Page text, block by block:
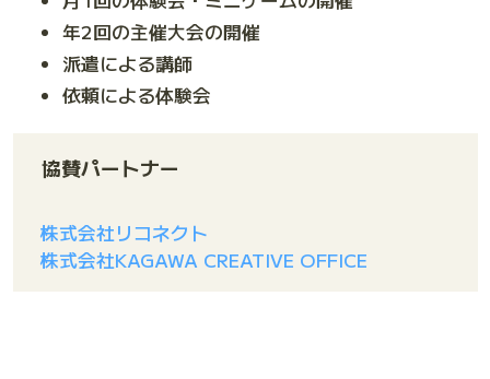
年2回の主催大会の開催
派遣による講師
依頼による体験会
協賛パートナー
株式会社リコネクト
株式会社KAGAWA CREATIVE OFFICE